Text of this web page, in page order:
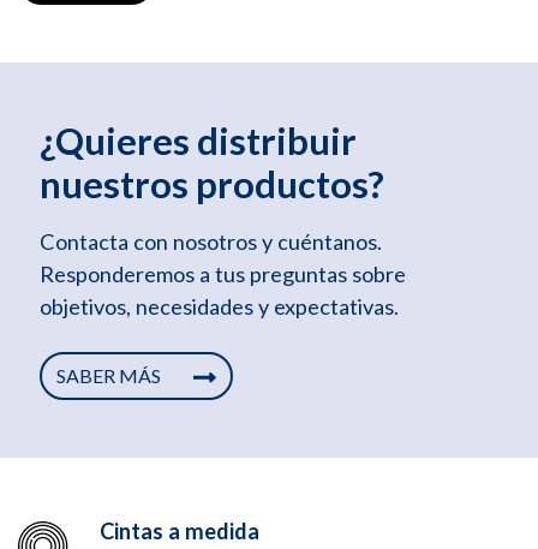
¿Quieres distribuir
nuestros productos?
Contacta con nosotros y cuéntanos.
Responderemos a tus preguntas sobre
objetivos, necesidades y expectativas.
SABER MÁS
Cintas a medida